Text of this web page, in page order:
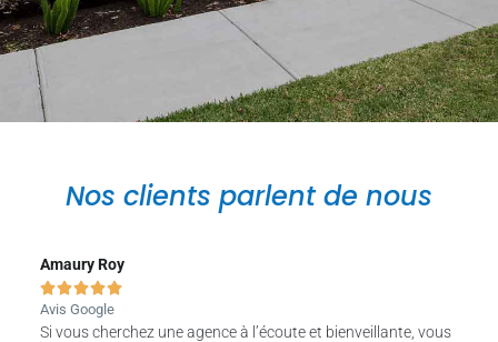
Nos clients parlent de nous
Amaury Roy

Avis Google
Si vous cherchez une agence à l’écoute et bienveillante, vous